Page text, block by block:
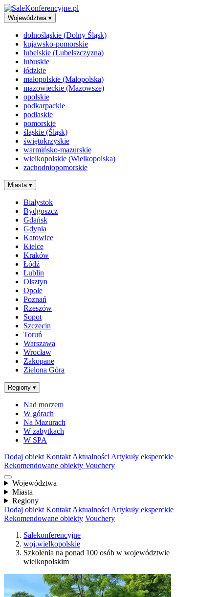
Województwa ▾
dolnośląskie (Dolny Śląsk)
kujawsko-pomorskie
lubelskie (Lubelszczyzna)
lubuskie
łódzkie
małopolskie (Małopolska)
mazowieckie (Mazowsze)
opolskie
podkarpackie
podlaskie
pomorskie
śląskie (Śląsk)
świętokrzyskie
warmińsko-mazurskie
wielkopolskie (Wielkopolska)
zachodniopomorskie
Miasta ▾
Białystok
Bydgoszcz
Gdańsk
Gdynia
Katowice
Kielce
Kraków
Łódź
Lublin
Olsztyn
Opole
Poznań
Rzeszów
Sopot
Szczecin
Toruń
Warszawa
Wrocław
Zakopane
Zielona Góra
Regiony ▾
Nad morzem
W górach
Na Mazurach
W zabytkach
W SPA
Dodaj obiekt Kontakt Aktualności Artykuły eksperckie
Rekomendowane obiekty Vouchery
Województwa
Miasta
Regiony
Dodaj obiekt Kontakt Aktualności Artykuły eksperckie
Rekomendowane obiekty Vouchery
Salekonferencyjne
woj.wielkopolskie
Szkolenia na ponad 100 osób w województwie
wielkopolskim